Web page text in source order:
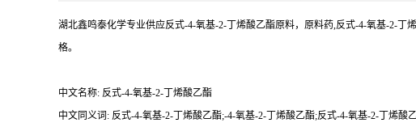
湖北鑫鸣泰化学专业供应反式-4-氧基-2-丁烯酸乙酯原料，原料药,反式-4-氧基-2-
格。
中文名称: 反式-4-氧基-2-丁烯酸乙酯
中文同义词: 反式-4-氧基-2-丁烯酸乙酯;-4-氧基-2-丁烯酸乙酯;反式-4-氧基-2-丁烯酸